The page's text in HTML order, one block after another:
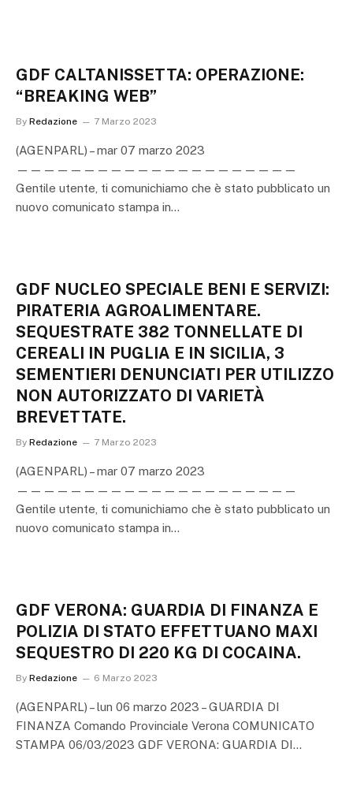
GDF CALTANISSETTA: OPERAZIONE:
“BREAKING WEB”
By Redazione 7 Marzo 2023
(AGENPARL) – mar 07 marzo 2023
—————————————————————
Gentile utente, ti comunichiamo che è stato pubblicato un
nuovo comunicato stampa in…
GDF NUCLEO SPECIALE BENI E SERVIZI:
PIRATERIA AGROALIMENTARE.
SEQUESTRATE 382 TONNELLATE DI
CEREALI IN PUGLIA E IN SICILIA, 3
SEMENTIERI DENUNCIATI PER UTILIZZO
NON AUTORIZZATO DI VARIETÀ
BREVETTATE.
By Redazione 7 Marzo 2023
(AGENPARL) – mar 07 marzo 2023
—————————————————————
Gentile utente, ti comunichiamo che è stato pubblicato un
nuovo comunicato stampa in…
GDF VERONA: GUARDIA DI FINANZA E
POLIZIA DI STATO EFFETTUANO MAXI
SEQUESTRO DI 220 KG DI COCAINA.
By Redazione 6 Marzo 2023
(AGENPARL) – lun 06 marzo 2023 – GUARDIA DI
FINANZA Comando Provinciale Verona COMUNICATO
STAMPA 06/03/2023 GDF VERONA: GUARDIA DI…